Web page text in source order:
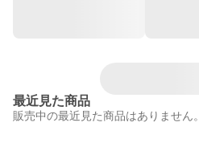
最近見た商品
販売中の最近見た商品はありません。